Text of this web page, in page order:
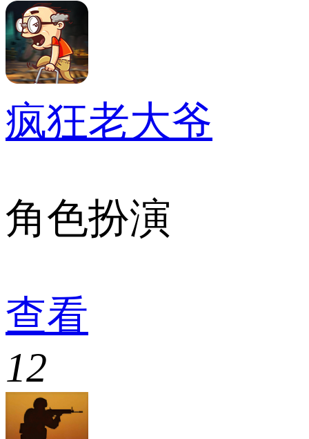
疯狂老大爷
角色扮演
查看
12